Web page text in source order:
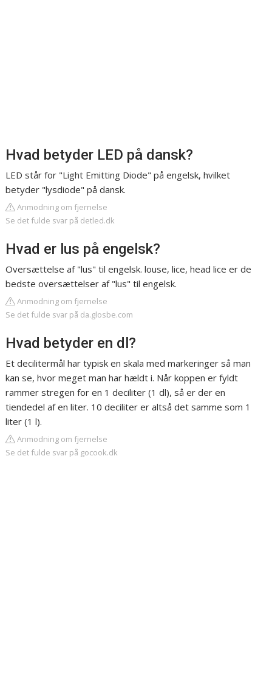
Hvad betyder LED på dansk?
LED står for "Light Emitting Diode" på engelsk, hvilket
betyder "lysdiode" på dansk.
Anmodning om fjernelse
Se det fulde svar på detled.dk
Hvad er lus på engelsk?
Oversættelse af "lus" til engelsk. louse, lice, head lice er de
bedste oversættelser af "lus" til engelsk.
Anmodning om fjernelse
Se det fulde svar på da.glosbe.com
Hvad betyder en dl?
Et decilitermål har typisk en skala med markeringer så man
kan se, hvor meget man har hældt i. Når koppen er fyldt
rammer stregen for en 1 deciliter (1 dl), så er der en
tiendedel af en liter. 10 deciliter er altså det samme som 1
liter (1 l).
Anmodning om fjernelse
Se det fulde svar på gocook.dk